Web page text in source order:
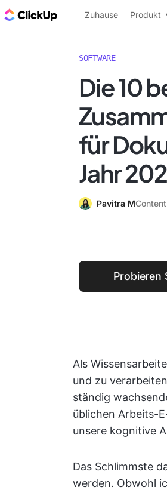
ClickUp Blog
Zuhause Produkt
SOFTWARE
Die 10
für
Jahr
Pavitra M
Probieren
Als
und zu
ständig
üblichen Arbeits-
unsere kognitive
Das Schlimmste
werden. Obwohl